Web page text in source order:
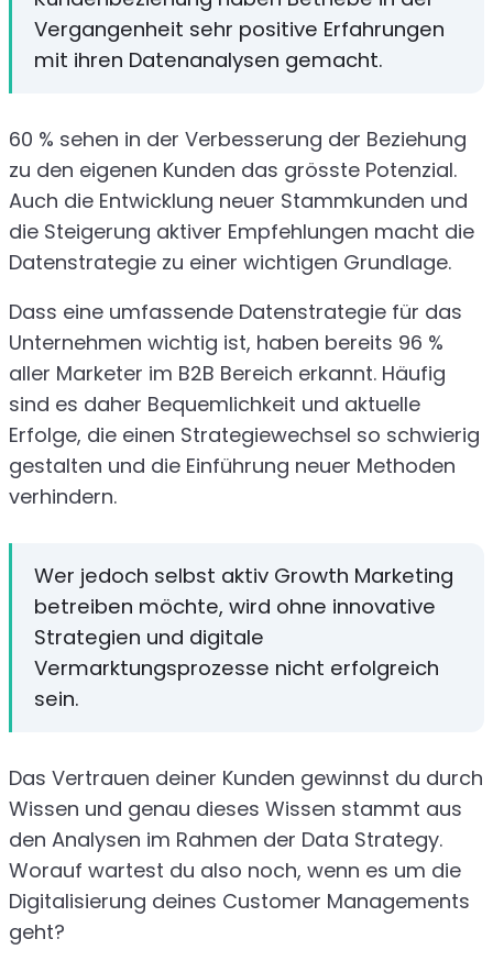
Vergangenheit sehr positive Erfahrungen
mit ihren Datenanalysen gemacht.
60 % sehen in der Verbesserung der Beziehung
zu den eigenen Kunden das grösste Potenzial.
Auch die Entwicklung neuer Stammkunden und
die Steigerung aktiver Empfehlungen macht die
Datenstrategie zu einer wichtigen Grundlage.
Dass eine umfassende Datenstrategie für das
Unternehmen wichtig ist, haben bereits 96 %
aller Marketer im B2B Bereich erkannt. Häufig
sind es daher Bequemlichkeit und aktuelle
Erfolge, die einen Strategiewechsel so schwierig
gestalten und die Einführung neuer Methoden
verhindern.
Wer jedoch selbst aktiv Growth Marketing
betreiben möchte, wird ohne innovative
Strategien und digitale
Vermarktungsprozesse nicht erfolgreich
sein.
Das Vertrauen deiner Kunden gewinnst du durch
Wissen und genau dieses Wissen stammt aus
den Analysen im Rahmen der Data Strategy.
Worauf wartest du also noch, wenn es um die
Digitalisierung deines Customer Managements
geht?